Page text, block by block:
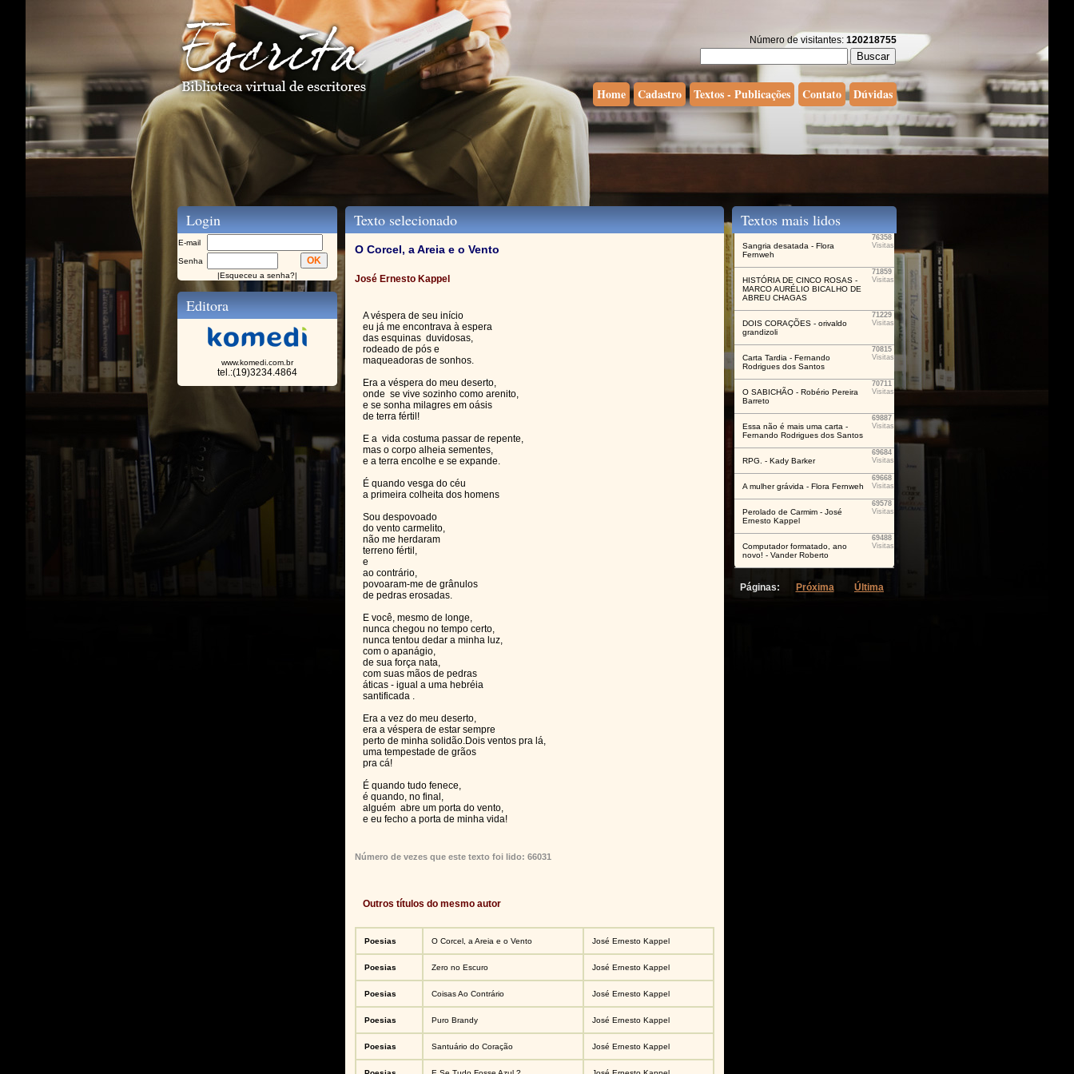
Número de visitantes: 120218755
Home Cadastro Textos - Publicações Contato Dúvidas
Login
E-mail
Senha
|Esqueceu a senha?|
Editora
www.komedi.com.br
tel.:(19)3234.4864
Texto selecionado
O Corcel, a Areia e o Vento
José Ernesto Kappel
A véspera de seu início
eu já me encontrava à espera
das esquinas duvidosas,
rodeado de pós e
maqueadoras de sonhos.
Era a véspera do meu deserto,
onde se vive sozinho como arenito,
e se sonha milagres em oásis
de terra fértil!
E a vida costuma passar de repente,
mas o corpo alheia sementes,
e a terra encolhe e se expande.
É quando vesga do céu
a primeira colheita dos homens
Sou despovoado
do vento carmelito,
não me herdaram
terreno fértil,
e
ao contrário,
povoaram-me de grânulos
de pedras erosadas.
E você, mesmo de longe,
nunca chegou no tempo certo,
nunca tentou dedar a minha luz,
com o apanágio,
de sua força nata,
com suas mãos de pedras
áticas - igual a uma hebréia
santificada .
Era a vez do meu deserto,
era a véspera de estar sempre
perto de minha solidão.Dois ventos pra lá,
uma tempestade de grãos
pra cá!
É quando tudo fenece,
é quando, no final,
alguém abre um porta do vento,
e eu fecho a porta de minha vida!
Número de vezes que este texto foi lido: 66031
Outros títulos do mesmo autor
Poesias O Corcel, a Areia e o Vento José Ernesto Kappel
Poesias Zero no Escuro José Ernesto Kappel
Poesias Coisas Ao Contrário José Ernesto Kappel
Poesias Puro Brandy José Ernesto Kappel
Poesias Santuário do Coração José Ernesto Kappel
Textos mais lidos
Sangria desatada - Flora
Fernweh
76358
Visitas
HISTÓRIA DE CINCO ROSAS -
MARCO AURÉLIO BICALHO DE
ABREU CHAGAS
71859
Visitas
DOIS CORAÇÕES - orivaldo
grandizoli
71229
Visitas
Carta Tardia - Fernando
Rodrigues dos Santos
70815
Visitas
O SABICHÃO - Robério Pereira
Barreto
70711
Visitas
Essa não é mais uma carta -
Fernando Rodrigues dos Santos
69887
Visitas
RPG. - Kady Barker
69684
Visitas
A mulher grávida - Flora Fernweh
69668
Visitas
Perolado de Carmim - José
Ernesto Kappel
69578
Visitas
Computador formatado, ano
novo! - Vander Roberto
69488
Visitas
Páginas: Próxima Última